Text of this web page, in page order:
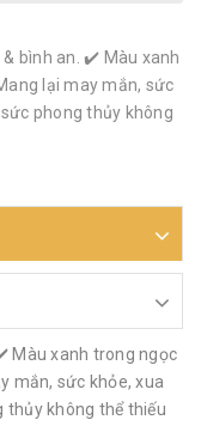
bình an. ✔️ Màu xanh
lại may mắn, sức
phong thủy không
Màu xanh trong ngọc
mắn, sức khỏe, xua
thủy không thể thiếu